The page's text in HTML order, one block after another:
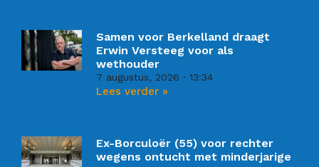
Samen voor Berkelland draagt
Erwin Versteeg voor als
wethouder
7 augustus, 2026 13:34
Lees verder »
Ex-Borculoër (55) voor rechter
wegens ontucht met minderjarige